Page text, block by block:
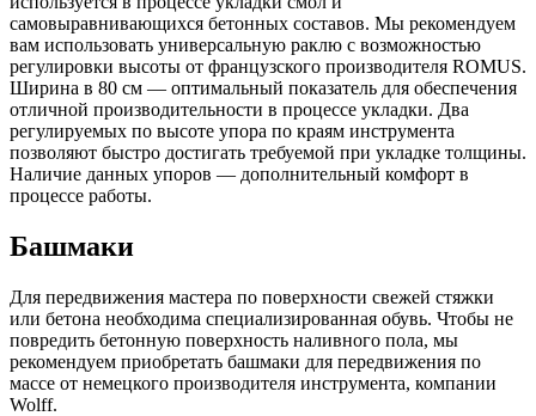
самовыравнивающихся бетонных составов. Мы рекомендуем
вам использовать универсальную раклю с возможностью
регулировки высоты от французского производителя ROMUS.
Ширина в 80 см — оптимальный показатель для обеспечения
отличной производительности в процессе укладки. Два
регулируемых по высоте упора по краям инструмента
позволяют быстро достигать требуемой при укладке толщины.
Наличие данных упоров — дополнительный комфорт в
процессе работы.
Башмаки
Для передвижения мастера по поверхности свежей стяжки
или бетона необходима специализированная обувь. Чтобы не
повредить бетонную поверхность наливного пола, мы
рекомендуем приобретать башмаки для передвижения по
массе от немецкого производителя инструмента, компании
Wolff.